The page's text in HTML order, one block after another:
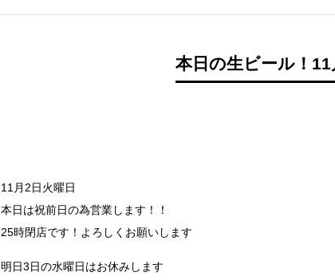
本日の生ビール！11
11月2日火曜日
本日は祝前日の為営業します！！
25時閉店です！よろしくお願いします
明日3日の水曜日はお休みします